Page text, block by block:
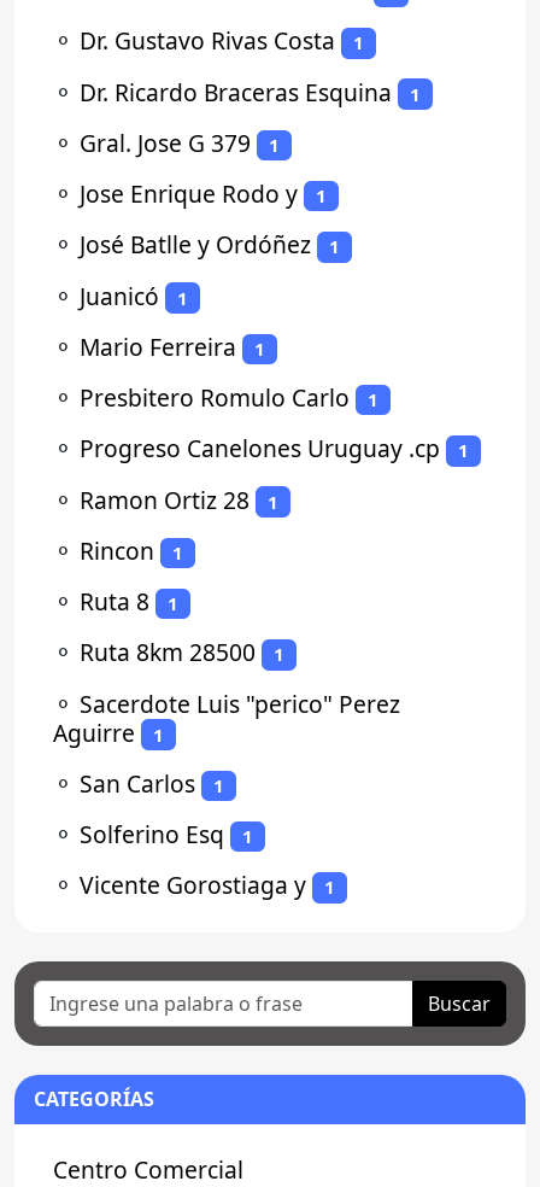
⚬ Dr. Gustavo Rivas Costa 1
⚬ Dr. Ricardo Braceras Esquina 1
⚬ Gral. Jose G 379 1
⚬ Jose Enrique Rodo y 1
⚬ José Batlle y Ordóñez 1
⚬ Juanicó 1
⚬ Mario Ferreira 1
⚬ Presbitero Romulo Carlo 1
⚬ Progreso Canelones Uruguay .cp 1
⚬ Ramon Ortiz 28 1
⚬ Rincon 1
⚬ Ruta 8 1
⚬ Ruta 8km 28500 1
⚬ Sacerdote Luis "perico" Perez
Aguirre
1
⚬ San Carlos 1
⚬ Solferino Esq 1
⚬ Vicente Gorostiaga y 1
Buscar
CATEGORÍAS
Centro Comercial